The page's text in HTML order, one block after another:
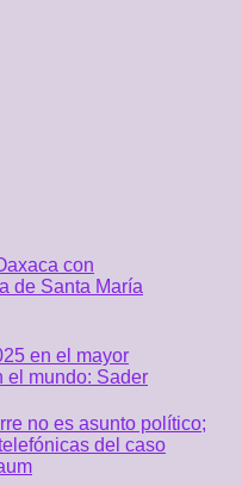
con
de Santa María
en el mayor
el mundo: Sader
no es asunto político;
del caso